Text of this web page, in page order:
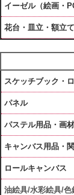
イーゼル（絵画・
花台・皿立・額立
スケッチブック・
パネル
パステル用品・画材
キャンバス用品・
ロールキャンバス
油絵具/水彩絵具/色